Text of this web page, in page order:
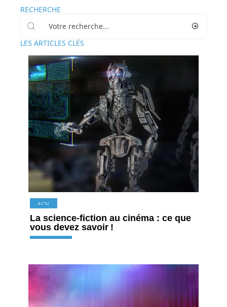
RECHERCHE
LES ARTICLES CLÉS
ACTU
La science-fiction au cinéma : ce que
vous devez savoir !